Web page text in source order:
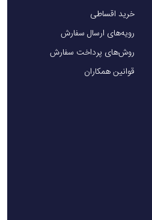
خرید اقساطی
رویه‌های ارسال سفارش
روش‌های پرداخت سفارش
قوانین همکاران